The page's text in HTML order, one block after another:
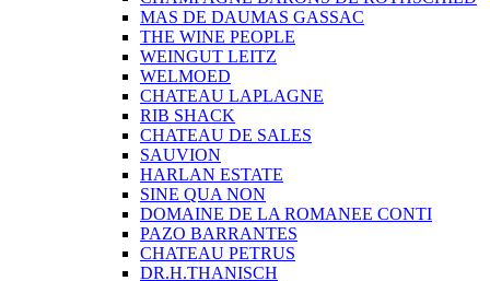
MAS DE DAUMAS GASSAC
THE WINE PEOPLE
WEINGUT LEITZ
WELMOED
CHATEAU LAPLAGNE
RIB SHACK
CHATEAU DE SALES
SAUVION
HARLAN ESTATE
SINE QUA NON
DOMAINE DE LA ROMANEE CONTI
PAZO BARRANTES
CHATEAU PETRUS
DR.H.THANISCH